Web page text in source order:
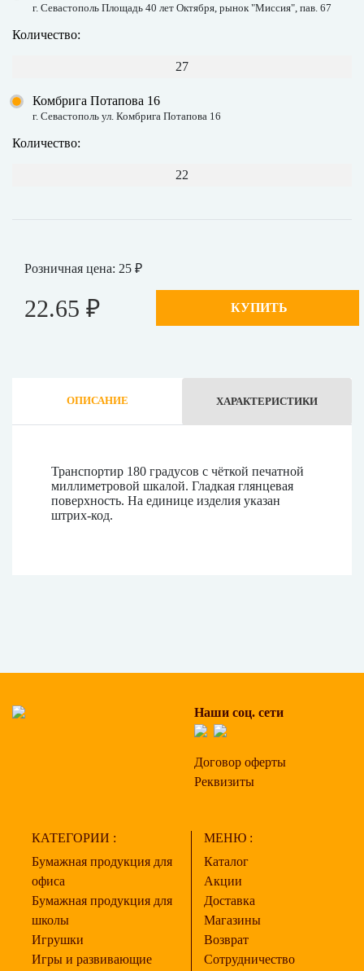
г. Севастополь Площадь 40 лет Октября, рынок "Миссия", пав. 67
Количество:
27
Комбрига Потапова 16
г. Севастополь ул. Комбрига Потапова 16
Количество:
22
Розничная цена: 25 ₽
22.65 ₽ КУПИТЬ
ОПИСАНИЕ ХАРАКТЕРИСТИКИ
Транспортир 180 градусов с чёткой печатной
миллиметровой шкалой. Гладкая глянцевая
поверхность. На единице изделия указан
штрих-код.
Наши соц. сети
Договор оферты
Реквизиты
КАТЕГОРИИ :
Бумажная продукция для
офиса
Бумажная продукция для
школы
Игрушки
Игры и развивающие
МЕНЮ :
Каталог
Акции
Доставка
Магазины
Возврат
Сотрудничество